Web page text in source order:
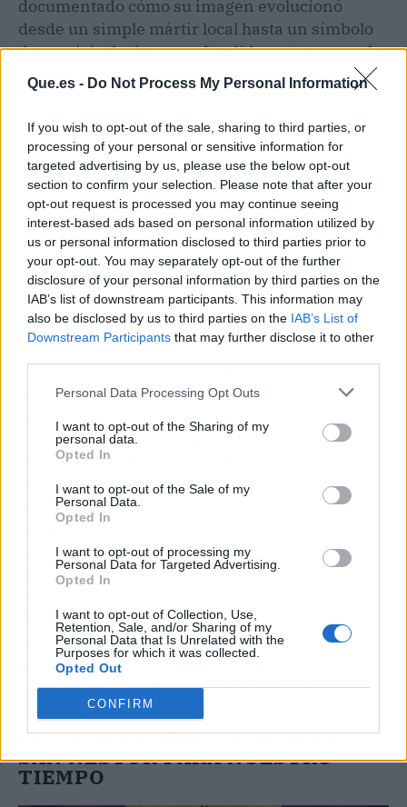
Que.es - Do Not Process My Personal Information
If you wish to opt-out of the sale, sharing to third parties, or
processing of your personal or sensitive information for
targeted advertising by us, please use the below opt-out
section to confirm your selection. Please note that after your
opt-out request is processed you may continue seeing
interest-based ads based on personal information utilized by
us or personal information disclosed to third parties prior to
your opt-out. You may separately opt-out of the further
disclosure of your personal information by third parties on the
IAB’s list of downstream participants. This information may
also be disclosed by us to third parties on the IAB’s List of
Downstream Participants that may further disclose it to other
Personal Data Processing Opt Outs
I want to opt-out of the Sharing of my
personal data.
Opted In
I want to opt-out of the Sale of my
Personal Data.
Opted In
I want to opt-out of processing my
Personal Data for Targeted Advertising.
Opted In
I want to opt-out of Collection, Use,
Retention, Sale, and/or Sharing of my
Personal Data that Is Unrelated with the
Purposes for which it was collected.
Opted Out
CONFIRM
documentado cómo su imagen evolucionó
desde un simple mártir local hasta un símbolo
de servicio desinteresado y liderazgo pastoral
en la Iglesia. Esta transformación se refleja en
numerosos manuscritos iluminados y frescos
murales que representan escenas de su vida,
muchos de los cuales han sobrevivido gracias a
la dedicación de comunidades monásticas que
reconocían en él un modelo de santidad
accesible.
En tiempos modernos, la devoción aSan Néstor
ha encontrado nuevas expresiones,
particularmente en comunidades ecuménicas y
organizaciones benéficas que buscan modelos
históricos de servicio y reconciliación social.
Los especialistas en ecumenismo han
observado cómo estas comunidades han
como la importancia del trabajo comunitario y
el respeto mutuo en el diálogo
interconfesional.Este proceso de
reinterpretación ha generado un renovado
interés académico en su figura, con múltiples
estudios contemporáneos explorando su
relevancia para los desafíos actuales de unidad
demuestra cómo figuras históricas pueden
mantener su vigencia a través de
reinterpretaciones que responden a las
necesidades cambiantes de la sociedad.
EL MENSAJE PERDURABLE DE
SAN NÉSTOR PARA NUESTRO
TIEMPO